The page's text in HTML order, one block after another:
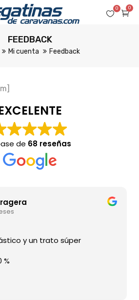
0
0
FEEDBACK
Mi cuenta Feedback
de 68 reseñas
y un trato súper
%